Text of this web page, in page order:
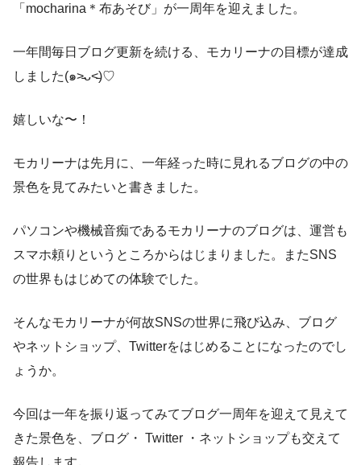
「mocharina＊布あそび」が一周年を迎えました。
一年間毎日ブログ更新を続ける、モカリーナの目標が達成
しました(๑˃̵ᴗ˂̵)♡
嬉しいな〜！
モカリーナは先月に、一年経った時に見れるブログの中の
景色を見てみたいと書きました。
パソコンや機械音痴であるモカリーナのブログは、運営も
スマホ頼りというところからはじまりました。またSNS
の世界もはじめての体験でした。
そんなモカリーナが何故SNSの世界に飛び込み、ブログ
やネットショップ、Twitterをはじめることになったのでし
ょうか。
今回は一年を振り返ってみてブログ一周年を迎えて見えて
きた景色を、ブログ・ Twitter ・ネットショップも交えて
報告します。